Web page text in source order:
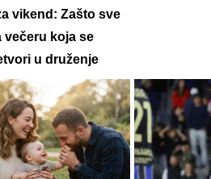
vikend: Zašto sve
večeru koja se
u druženje